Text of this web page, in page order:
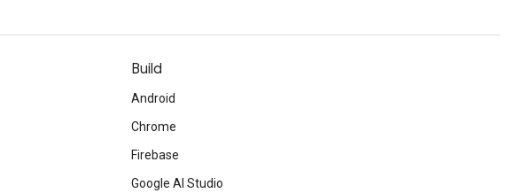
Build
Android
Chrome
Firebase
Google AI Studio